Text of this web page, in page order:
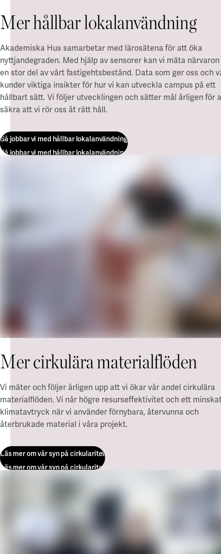
Mer hållbar lokalanvändning
Akademiska Hus samarbetar med lärosätena för att öka
nyttjandegraden. Med hjälp av sensorer kan vi mäta
en stor del av vårt fastigehtsbestånd. Data som ger oss och
kunder viktiga insikter för hur vi kan utveckla campus på ett
hållbart sätt. Vi följer utvecklingen och sätter mål årligen för
säkra att vi rör oss åt rätt håll.
Så jobbar vi med hållbar lokalanvändning
Så jobbar vi med hållbar lokalanvändning
Mer cirkulära materialflöden
Vi mäter och följer årligen upp att vi ökar vår andel cirkulära
materialflöden. Vi når högre resurseffektivitet och ett
klimatavtryck när vi använder förnybara, återvunna och
återbrukade material i våra projekt.
Läs mer om vår syn på cirkularitet
Läs mer om vår syn på cirkularitet